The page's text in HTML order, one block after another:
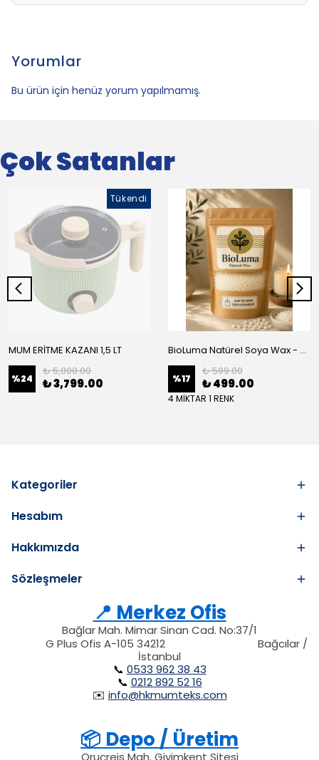
Yorumlar
Bu ürün için henüz yorum yapılmamış.
Çok Satanlar
Tükendi
MUM ERİTME KAZANI 1,5 LT
%24
₺ 5,000.00
₺ 3,799.00
BioLuma Natürel Soya Wax - Kap İçi Mum
%17
₺ 599.00
₺ 499.00
4 MİKTAR 1 RENK
Kategoriler
Hesabım
Hakkımızda
Sözleşmeler
📍 Merkez Ofis
Bağlar Mah. Mimar Sinan Cad. No:37/1
G Plus Ofis A-105 34212
Bağcılar /
İstanbul
📞 0533 962 38 43
📞 0212 892 52 16
✉️ info@hkmumteks.com
📦 Depo / Üretim
Oruçreis Mah. Giyimkent Sitesi